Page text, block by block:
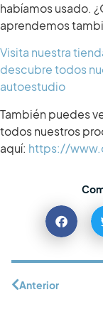
habíamos usado.
aprendemos
Visita nuestra
descubre todos
autoestudio
También puedes
todos nuestros
aquí: https://
Anterior